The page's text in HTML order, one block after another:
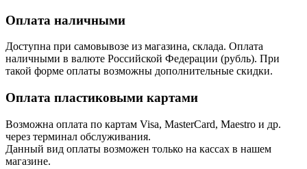
Оплата наличными
Доступна при самовывозе из магазина, склада. Оплата
наличными в валюте Российской Федерации (рубль). При
такой форме оплаты возможны дополнительные скидки.
Оплата пластиковыми картами
Возможна оплата по картам Visa, MasterCard, Maestro и др.
через терминал обслуживания.
Данный вид оплаты возможен только на кассах в нашем
магазине.